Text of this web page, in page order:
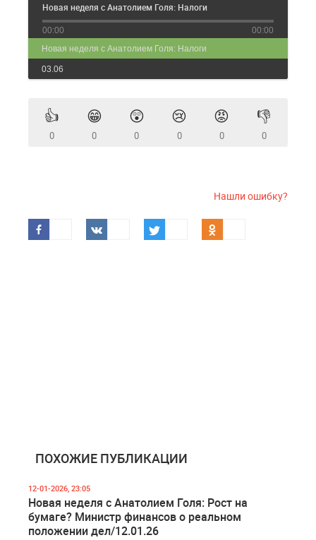
Новая неделя с Анатолием Голя: Налоги
00:00
00:00
Новая неделя с Анатолием Голя: Налоги
03.06
👍
0
😁
0
😲
0
😢
0
😡
0
👎
0
Нашли ошибку?
ПОХОЖИЕ ПУБЛИКАЦИИ
12-01-2026, 23:05
Новая неделя с Анатолием Голя: Рост на
бумаге? Министр финансов о реальном
положении дел/12.01.26